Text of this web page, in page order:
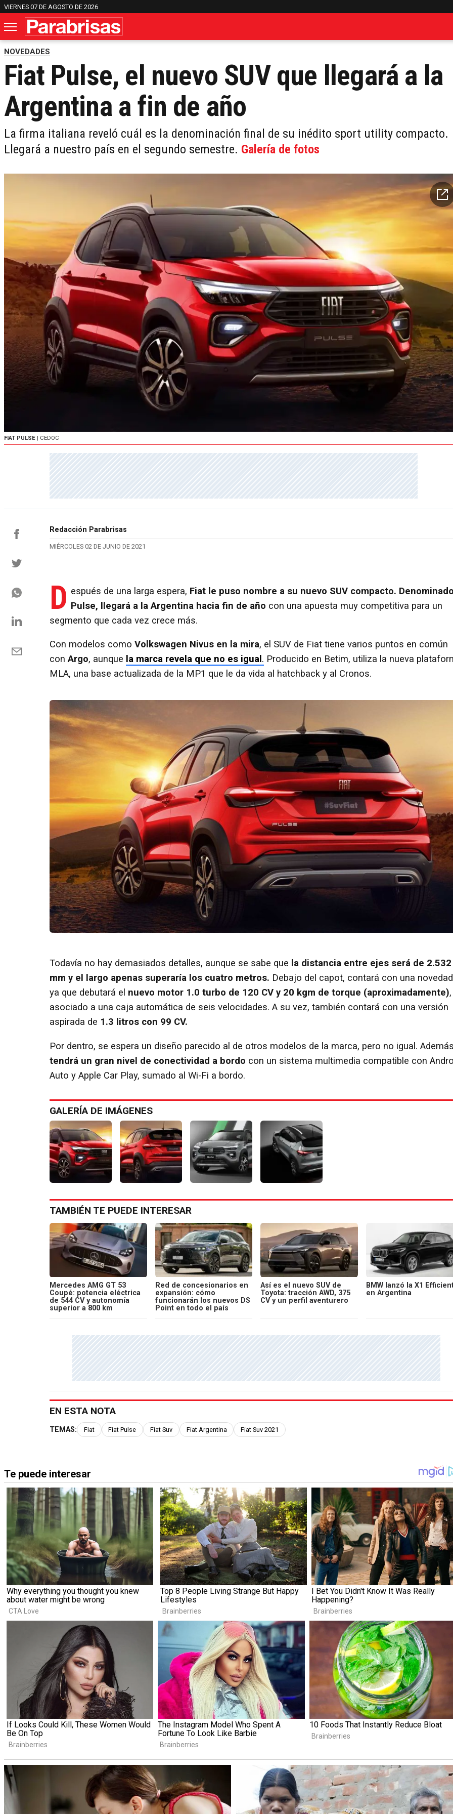
VIERNES 07 DE AGOSTO DE 2026
NOVEDADES
Fiat Pulse, el nuevo SUV que llegará a la
Argentina a fin de año
La firma italiana reveló cuál es la denominación final de su inédito sport utility compacto.
Llegará a nuestro país en el segundo semestre. Galería de fotos
FIAT PULSE | CEDOC
Redacción Parabrisas
MIÉRCOLES 02 DE JUNIO DE 2021
D espués de una larga espera, Fiat le puso nombre a su nuevo SUV compacto.
Pulse, llegará a la Argentina hacia fin de año con una apuesta muy competitiva para un
segmento que cada vez crece más.
Con modelos como Volkswagen Nivus en la mira, el SUV de Fiat tiene varios puntos en común
conArgo, aunque la marca revela que no es igual . Producido en Betim, utiliza la nueva
MLA, una base actualizada de la MP1 que le da vida al hatchback y al Cronos.
Todavía no hay demasiados detalles, aunque se sabe que la distancia entre ejes será de 2.532
mm y el largo apenas superaría los cuatro metros. Debajo del capot, contará con una
ya que debutará el nuevo motor 1.0 turbo de 120 CV y 20 kgm de torque (aproximadamente),
asociado a una caja automática de seis velocidades. A su vez, también contará con una versión
aspirada de 1.3 litros con 99 CV.
Por dentro, se espera un diseño parecido al de otros modelos de la marca, pero no igual.
tendrá un gran nivel de conectividad a bordo con un sistema multimedia compatible con
Auto y Apple Car Play, sumado al Wi-Fi a bordo.
GALERÍA DE IMÁGENES
TAMBIÉN TE PUEDE INTERESAR
Mercedes AMG GT 53
Coupé: potencia eléctrica
de 544 CV y autonomía
superior a 800 km
Red de concesionarios en
expansión: cómo
funcionarán los nuevos DS
Point en todo el país
Así es el nuevo SUV de
Toyota: tracción AWD, 375
CV y un perfil aventurero
BMW lanzó la X1
en Argentina
EN ESTA NOTA
TEMAS: Fiat Fiat Pulse Fiat Suv Fiat Argentina Fiat Suv 2021